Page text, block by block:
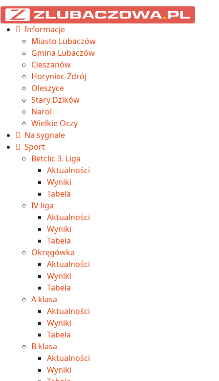
Informacje
Miasto Lubaczów
Gmina Lubaczów
Cieszanów
Horyniec-Zdrój
Oleszyce
Stary Dzików
Narol
Wielkie Oczy
Na sygnale
Sport
Betclic 3. Liga
Aktualności
Wyniki
Tabela
IV liga
Aktualności
Wyniki
Tabela
Okręgówka
Aktualności
Wyniki
Tabela
A klasa
Aktualności
Wyniki
Tabela
B klasa
Aktualności
Wyniki